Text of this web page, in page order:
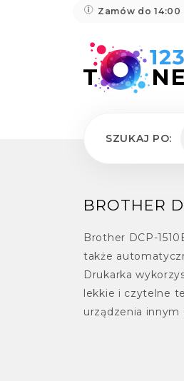
Zamów do 14:00
SZUKAJ PO:
BROTHER
Brother DCP-
także
Drukarka
lekkie i czytelne
urządzenia